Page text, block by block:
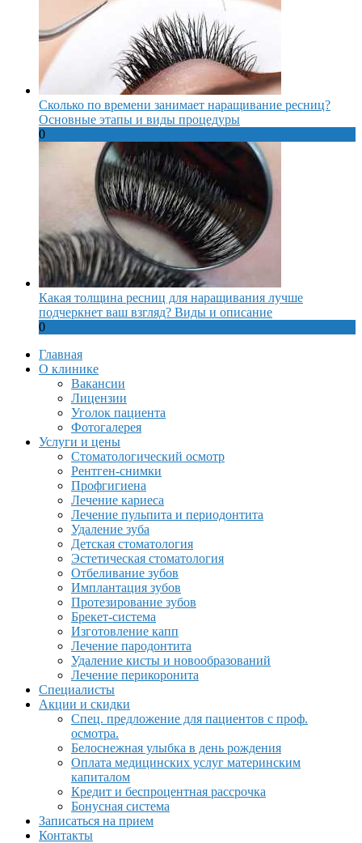
Сколько по времени занимает наращивание ресниц?
Основные этапы и виды процедуры
0
Какая толщина ресниц для наращивания лучше
подчеркнет ваш взгляд? Виды и описание
0
Главная
О клинике
Вакансии
Лицензии
Уголок пациента
Фотогалерея
Услуги и цены
Стоматологический осмотр
Рентген-снимки
Профгигиена
Лечение кариеса
Лечение пульпита и периодонтита
Удаление зуба
Детская стоматология
Эстетическая стоматология
Отбеливание зубов
Имплантация зубов
Протезирование зубов
Брекет-система
Изготовление капп
Лечение пародонтита
Удаление кисты и новообразований
Лечение перикоронита
Специалисты
Акции и скидки
Спец. предложение для пациентов с проф.
осмотра.
Белоснежная улыбка в день рождения
Оплата медицинских услуг материнским
капиталом
Кредит и беспроцентная рассрочка
Бонусная система
Записаться на прием
Контакты